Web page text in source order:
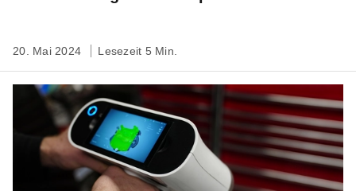
20. Mai 2024 Lesezeit 5 Min.